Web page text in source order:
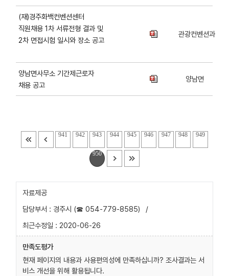
(재)경주화백컨벤션센터
직원채용 1차 서류전형 결과 및
2차 면접시험 일시와 장소 공고
관광컨벤션과
양남면사무소 기간제근로자
채용 공고
양남면
941 942 943 944 945 946 947 948 949
950
자료제공
담당부서 : 경주시 (☎ 054-779-8585)
/
최근수정일 : 2020-06-26
만족도평가
현재 페이지의 내용과 사용편의성에 만족하십니까? 조사결과는 서
비스 개선을 위해 활용됩니다.